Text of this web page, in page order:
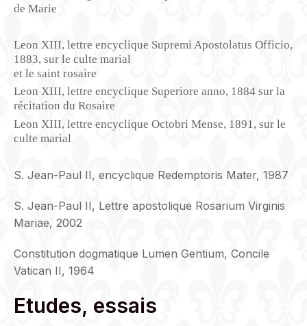
de Marie
Leon XIII, lettre encyclique Supremi Apostolatus Officio,
1883, sur le culte marial
et le saint rosaire
Leon XIII, lettre encyclique Superiore anno, 1884 sur la
récitation du Rosaire
Leon XIII, lettre encyclique Octobri Mense, 1891, sur le
culte marial
S. Jean-Paul II, encyclique Redemptoris Mater, 1987
S. Jean-Paul II, Lettre apostolique Rosarium Virginis
Mariae, 2002
Constitution dogmatique Lumen Gentium, Concile
Vatican II, 1964
Etudes, essais